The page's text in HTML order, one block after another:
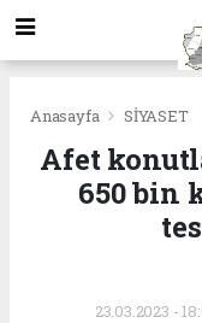
Anasayfa SİYASET
Afet
650 bin
23.03.2023 -